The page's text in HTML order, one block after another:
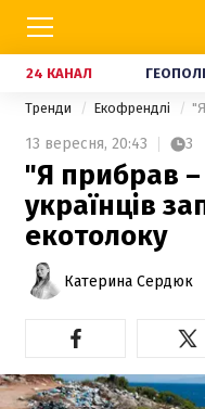
24 КАНАЛ
Тренди Екофрендлі
13 вересня, 20:43 3
"Я прибрав
українців
екотолоку
Катерина Сердюк